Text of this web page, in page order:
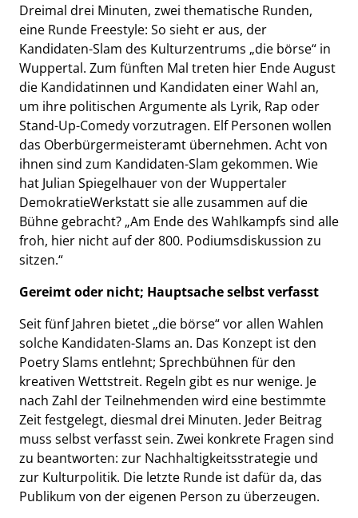
Dreimal drei Minuten, zwei thematische Runden,
eine Runde Freestyle: So sieht er aus, der
Kandidaten-Slam des Kulturzentrums „die börse“ in
Wuppertal. Zum fünften Mal treten hier Ende August
die Kandidatinnen und Kandidaten einer Wahl an,
um ihre politischen Argumente als Lyrik, Rap oder
Stand-Up-Comedy vorzutragen. Elf Personen wollen
das Oberbürgermeisteramt übernehmen. Acht von
ihnen sind zum Kandidaten-Slam gekommen. Wie
hat Julian Spiegelhauer von der Wuppertaler
DemokratieWerkstatt sie alle zusammen auf die
Bühne gebracht? „Am Ende des Wahlkampfs sind alle
froh, hier nicht auf der 800. Podiumsdiskussion zu
sitzen.“
Gereimt oder nicht; Hauptsache selbst verfasst
Seit fünf Jahren bietet „die börse“ vor allen Wahlen
solche Kandidaten-Slams an. Das Konzept ist den
Poetry Slams entlehnt; Sprechbühnen für den
kreativen Wettstreit. Regeln gibt es nur wenige. Je
nach Zahl der Teilnehmenden wird eine bestimmte
Zeit festgelegt, diesmal drei Minuten. Jeder Beitrag
muss selbst verfasst sein. Zwei konkrete Fragen sind
zu beantworten: zur Nachhaltigkeitsstrategie und
zur Kulturpolitik. Die letzte Runde ist dafür da, das
Publikum von der eigenen Person zu überzeugen.